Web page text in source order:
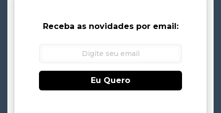
Receba as novidades por email:
Eu Quero